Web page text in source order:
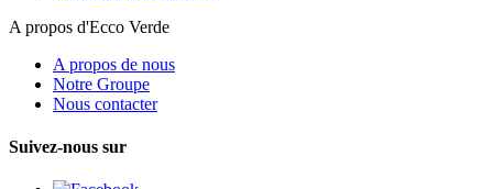
A propos d'Ecco Verde
A propos de nous
Notre Groupe
Nous contacter
Suivez-nous sur